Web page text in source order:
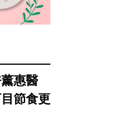
惠醫
節食更